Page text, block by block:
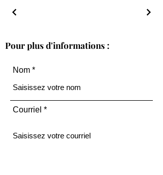
Pour plus d'informations :
Nom
Courriel